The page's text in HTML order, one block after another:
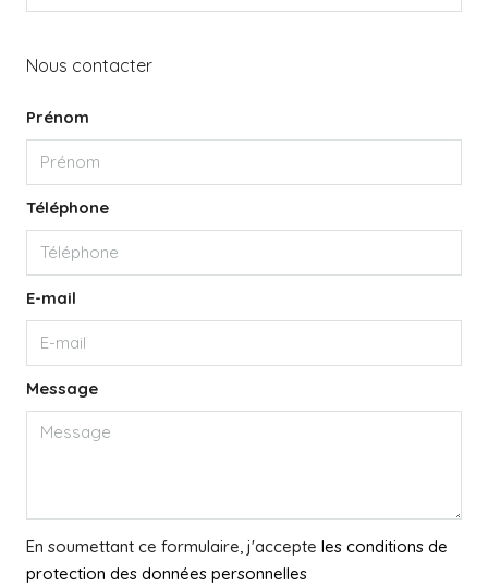
Nous contacter
Prénom
Téléphone
E-mail
Message
En soumettant ce formulaire, j'accepte les conditions de
protection des données personnelles